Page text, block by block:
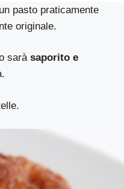
pasto praticamente
originale.
saràsaporito e